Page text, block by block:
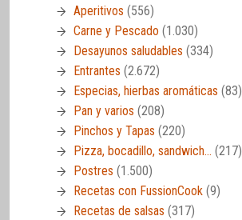
Aperitivos (556)
Carne y Pescado (1.030)
Desayunos saludables (334)
Entrantes (2.672)
Especias, hierbas aromáticas (83)
Pan y varios (208)
Pinchos y Tapas (220)
Pizza, bocadillo, sandwich… (217)
Postres (1.500)
Recetas con FussionCook (9)
Recetas de salsas (317)